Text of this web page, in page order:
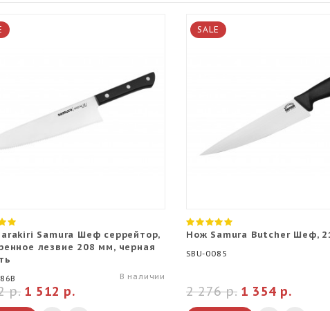
Samura Шеф серрейтор,
лезвие 208 мм, черная
В наличии
1 512 р.
р.
SALE
Нож Samura Butcher Шеф,
SBU-0085
1 354 р.
2 276 р.